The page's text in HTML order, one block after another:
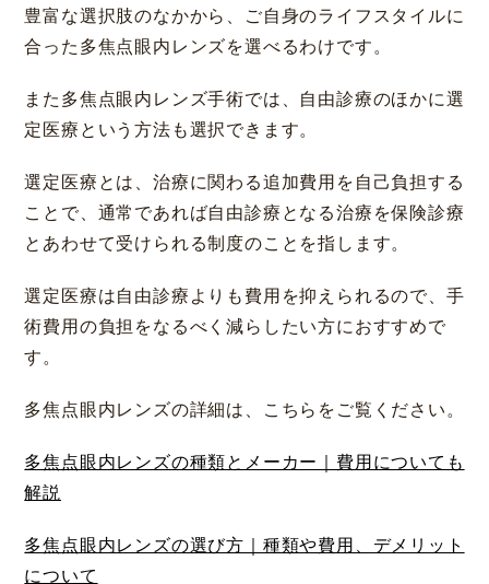
豊富な選択肢のなかから、ご自身のライフスタイルに
合った多焦点眼内レンズを選べるわけです。
また多焦点眼内レンズ手術では、自由診療のほかに選
定医療という方法も選択できます。
選定医療とは、治療に関わる追加費用を自己負担する
ことで、通常であれば自由診療となる治療を保険診療
とあわせて受けられる制度のことを指します。
選定医療は自由診療よりも費用を抑えられるので、手
術費用の負担をなるべく減らしたい方におすすめで
す。
多焦点眼内レンズの詳細は、こちらをご覧ください。
多焦点眼内レンズの種類とメーカー｜費用についても
解説
多焦点眼内レンズの選び方｜種類や費用、デメリット
について